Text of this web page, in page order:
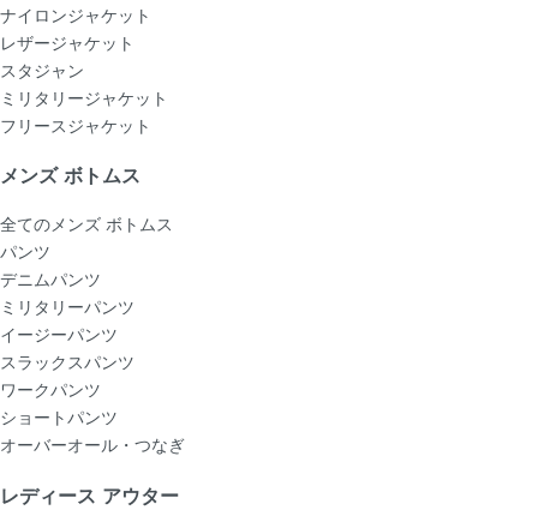
ナイロンジャケット
レザージャケット
スタジャン
ミリタリージャケット
フリースジャケット
メンズ ボトムス
全てのメンズ ボトムス
パンツ
デニムパンツ
ミリタリーパンツ
イージーパンツ
スラックスパンツ
ワークパンツ
ショートパンツ
オーバーオール・つなぎ
レディース アウター